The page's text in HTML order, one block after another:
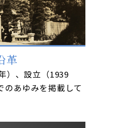
革
）、設立（1939
のあゆみを掲載して